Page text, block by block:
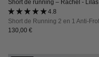
Short de running – Rachel - Lilas
4.8 (26 avis)
130,00 €